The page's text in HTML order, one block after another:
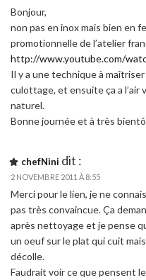
Bonjour,
non pas en inox mais bien en
promotionnelle de l’atelier
http://www.youtube.com/
Il y a une technique à
culottage, et ensuite ça a
naturel.
Bonne journée et à très
chefNini dit :
2 NOVEMBRE 2011 À 8:55
Merci pour le lien, je ne
pas très convaincue. Ça
après nettoyage et je pense
un oeuf sur le plat qui cuit
décolle.
Faudrait voir ce que pensent